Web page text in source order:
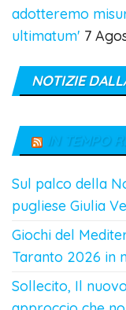
adotteremo
ultimatum' 7
NOTIZIE
IN TEMPO
Sul palco della
pugliese Giulia
Giochi del
Taranto 2026 in
Sollecito, Il